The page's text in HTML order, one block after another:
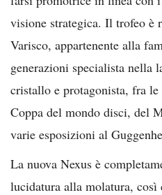
visione strategica. Il trofeo è
Varisco, appartenente alla
generazioni specialista nella
cristallo e protagonista, fra
Coppa del mondo disci, del
varie esposizioni al
La nuova Nexus è
lucidatura alla molatura,